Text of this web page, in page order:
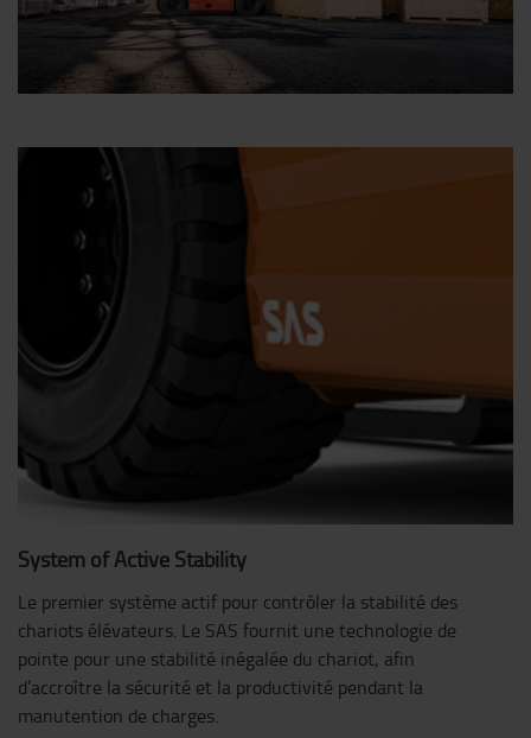
System of Active Stability
Le premier système actif pour contrôler la stabilité des
chariots élévateurs. Le SAS fournit une technologie de
pointe pour une stabilité inégalée du chariot, afin
d’accroître la sécurité et la productivité pendant la
manutention de charges.